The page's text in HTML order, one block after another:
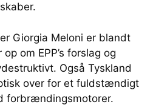
Giorgia Meloni er blandt
om EPP’s forslag og
Også Tyskland
over for et fuldstændigt
forbrændingsmotorer.